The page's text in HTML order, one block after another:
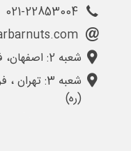
شعبه 2: اصفهان، فرودگاه بین المللی شهید بهشتی
شعبه 3:
(ره)